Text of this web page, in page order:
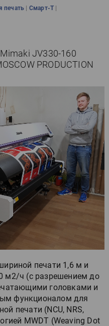
печать | Смарт-Т |
JV330-160
PRODUCTION
печати 1,6 м и
м2/ч (с разрешением до
головками и
функционалом для
печати (NCU, NRS,
MWDT (Weaving Dot